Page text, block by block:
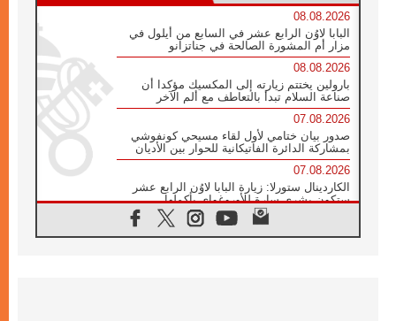
08.08.2026
البابا لاوُن الرابع عشر في السابع من أيلول في
مزار أم المشورة الصالحة في جناتزانو
08.08.2026
بارولين يختتم زيارته إلى المكسيك مؤكدا أن
صناعة السلام تبدأ بالتعاطف مع ألم الآخر
07.08.2026
صدور بيان ختامي لأول لقاء مسيحي كونفوشي
بمشاركة الدائرة الفاتيكانية للحوار بين الأديان
07.08.2026
الكاردينال ستورلا: زيارة البابا لاوُن الرابع عشر
ستكون بشرى سارة للأوروغواي بأكملها
الفاتيكان يعلن برنامج الزيارة الرسولية للبابا لاوُن